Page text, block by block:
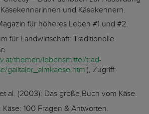
und Käsekennern.
für höheres Leben #1 und #2.
für Landwirtschaft: Traditionelle
themen/lebensmittel/trad-
gailtaler_almkaese.html), Zugriff:
al. (2003): Das große Buch vom Käse.
Käse: 100 Fragen & Antworten.